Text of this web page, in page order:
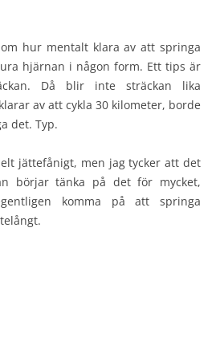
om hur mentalt klara av att springa
hjärnan i någon form. Ett tips är
Då blir inte sträckan lika
av att cykla 30 kilometer, borde
det. Typ.
jättefånigt, men jag tycker att det
börjar tänka på det för mycket,
komma på att springa